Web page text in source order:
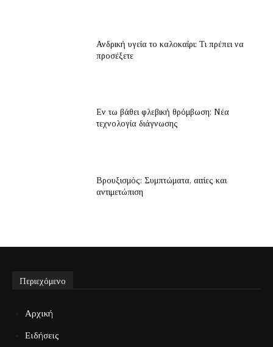
Ανδρική υγεία το καλοκαίρι: Τι πρέπει να
προσέξετε
Εν τω βάθει φλεβική θρόμβωση: Νέα
τεχνολογία διάγνωσης
Βρουξισμός: Συμπτώματα, αιτίες και
αντιμετώπιση
Περιεχόμενο
Αρχική
Ειδήσεις